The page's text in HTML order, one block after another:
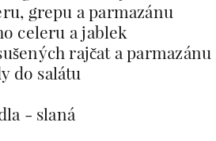
grepu a parmazánu
celeru a jablek
rajčat a parmazánu
do salátu
- slaná